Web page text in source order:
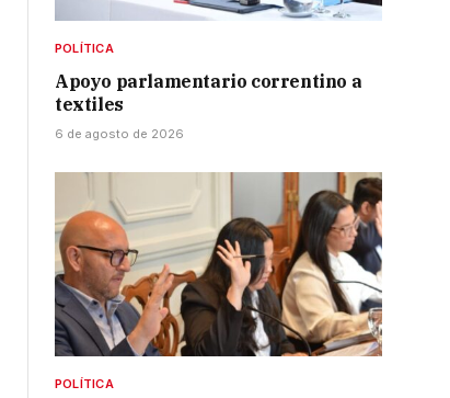
POLÍTICA
Apoyo parlamentario correntino a
textiles
6 de agosto de 2026
POLÍTICA